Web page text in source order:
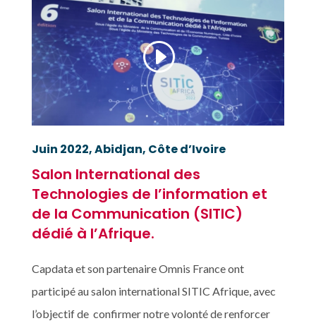
Juin 2022, Abidjan, Côte d’Ivoire
Salon International des
Technologies de l’information et
de la Communication (SITIC)
dédié à l’Afrique.
Capdata et son partenaire Omnis France ont
participé au salon international SITIC Afrique, avec
l’objectif de confirmer notre volonté de renforcer